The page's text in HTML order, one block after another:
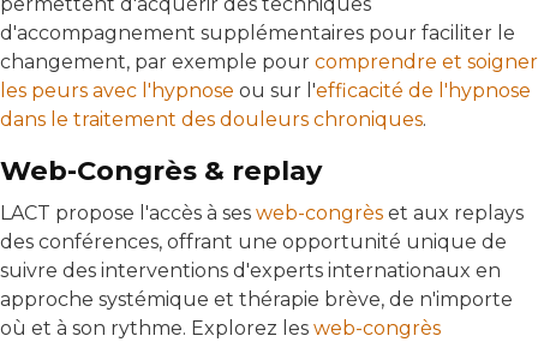
d'accompagnement supplémentaires pour faciliter le
changement, par exemple pour comprendre et soigner
les peurs avec l'hypnose ou sur l'efficacité de l'hypnose
dans le traitement des douleurs chroniques.
Web-Congrès & replay
LACT propose l'accès à ses web-congrès et aux replays
des conférences, offrant une opportunité unique de
suivre des interventions d'experts internationaux en
approche systémique et thérapie brève, de n'importe
où et à son rythme. Explorez les web-congrès